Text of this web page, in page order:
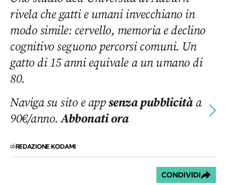
rivela che gatti e umani invecchiano in
modo simile: cervello, memoria e declino
cognitivo seguono percorsi comuni. Un
gatto di 15 anni equivale a un umano di
80.
Naviga su sito e appsenza pubblicitàa
90€/anno.Abbonati ora
diREDAZIONE KODAMI
CONDIVIDI